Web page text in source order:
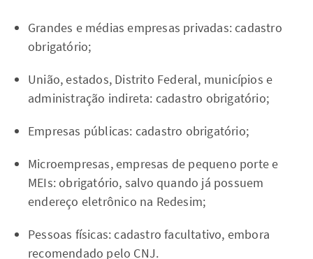
Grandes e médias empresas privadas: cadastro
obrigatório;
União, estados, Distrito Federal, municípios e
administração indireta: cadastro obrigatório;
Empresas públicas: cadastro obrigatório;
Microempresas, empresas de pequeno porte e
MEIs: obrigatório, salvo quando já possuem
endereço eletrônico na Redesim;
Pessoas físicas: cadastro facultativo, embora
recomendado pelo CNJ.